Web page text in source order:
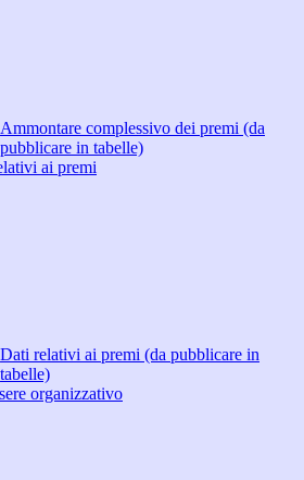
Ammontare complessivo dei premi (da
pubblicare in tabelle)
ai premi
Dati relativi ai premi (da pubblicare in
tabelle)
organizzativo